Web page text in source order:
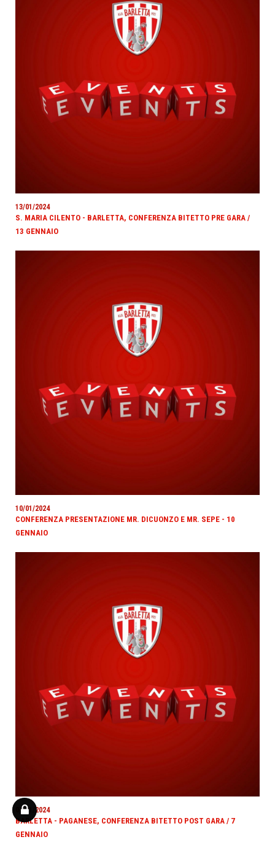
13/01/2024
S. MARIA CILENTO - BARLETTA, CONFERENZA BITETTO PRE GARA /
13 GENNAIO
10/01/2024
CONFERENZA PRESENTAZIONE MR. DICUONZO E MR. SEPE - 10
GENNAIO
07/01/2024
BARLETTA - PAGANESE, CONFERENZA BITETTO POST GARA / 7
GENNAIO